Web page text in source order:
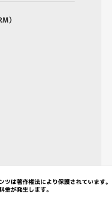
）
は著作権法により保護されています。
金が発生します。